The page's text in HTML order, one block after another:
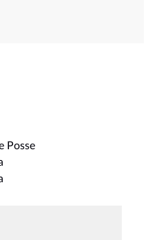
Posse